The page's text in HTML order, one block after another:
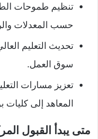
تنظيم طموحات
حسب المعدلات
تحديث التعليم
سوق العمل.
تعزيز مسارات
المعاهد إلى كليات
متى يبدأ القبول